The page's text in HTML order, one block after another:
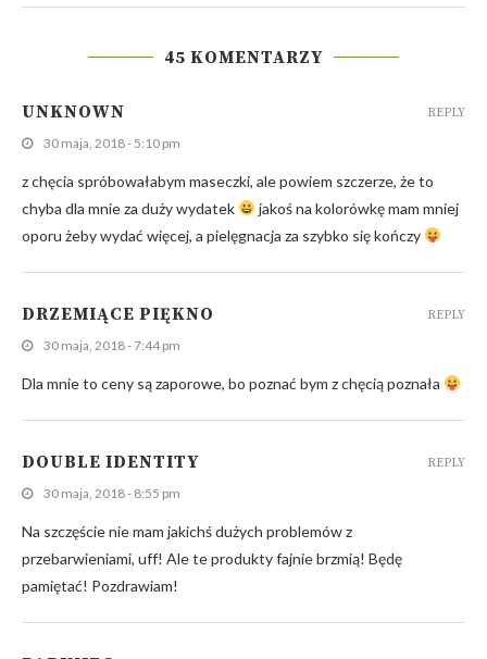
45 KOMENTARZY
UNKNOWN
30 maja, 2018 - 5:10 pm
z chęcia spróbowałabym maseczki, ale powiem szczerze, że to
chyba dla mnie za duży wydatek
jakoś na kolorówkę mam mniej
oporu żeby wydać więcej, a pielęgnacja za szybko się kończy
REPLY
DRZEMIĄCE PIĘKNO
30 maja, 2018 - 7:44 pm
Dla mnie to ceny są zaporowe, bo poznać bym z chęcią poznała
REPLY
DOUBLE IDENTITY
30 maja, 2018 - 8:55 pm
Na szczęście nie mam jakichś dużych problemów z
przebarwieniami, uff! Ale te produkty fajnie brzmią! Będę
pamiętać! Pozdrawiam!
REPLY